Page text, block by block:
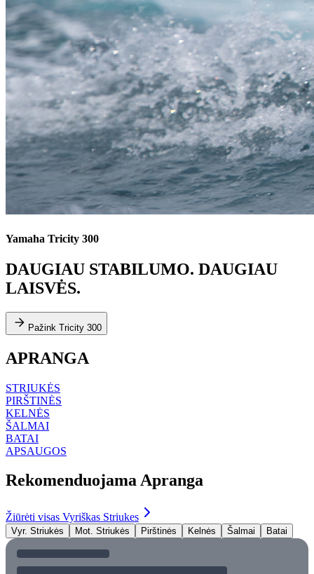
Yamaha Tricity 300
DAUGIAU STABILUMO. DAUGIAU
LAISVĖS.
Pažink Tricity 300
APRANGA
STRIUKĖS
PIRŠTINĖS
KELNĖS
ŠALMAI
BATAI
APSAUGOS
Rekomenduojama Apranga
Žiūrėti visas Vyriškas Striukes
Vyr. Striukės Mot. Striukės Pirštinės Kelnės Šalmai Batai